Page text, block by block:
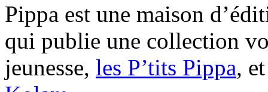
Pippa est une maison
qui publie une collection
jeunesse, les P’tits Pippa,